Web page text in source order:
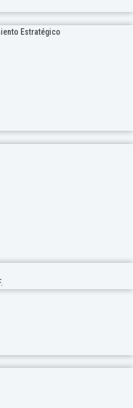
Estratégico